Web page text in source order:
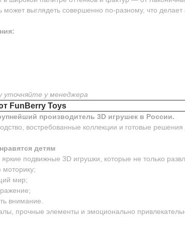
выглядеть совершенно по-разному, что
уточняйте у менеджера
FunBerry Toys
производитель 3D игрушек в России.
востребованные коллекции и готовые
детям
подвижные 3D игрушки, которые не только
мир;
внимание.
прочные элементы и эмоционально